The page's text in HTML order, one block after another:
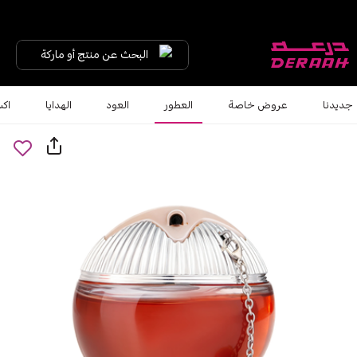
البحث عن منتج أو ماركة
جديدنا عروض خاصة العطور العود الهدايا